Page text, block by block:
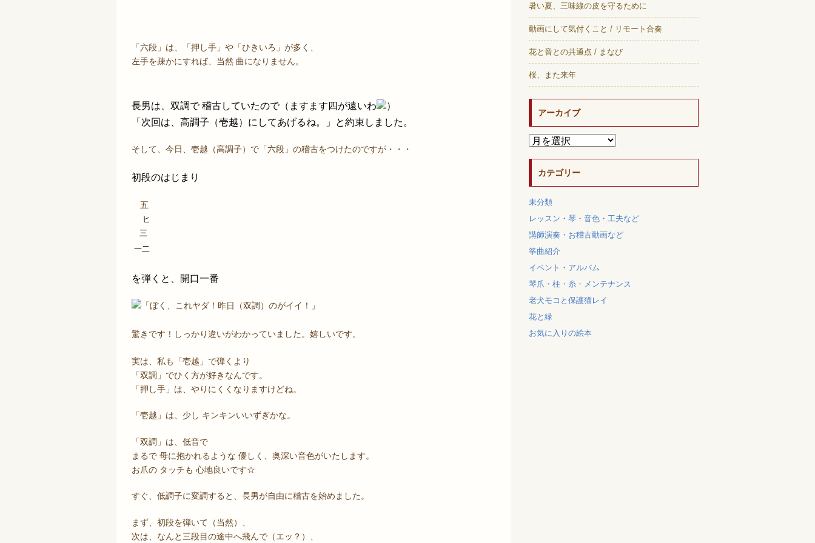
「六段」は、「押し手」や「ひきいろ」が多く、
左手を疎かにすれば、当然 曲になりません。
長男は、双調で 稽古していたので（ますます四が遠いわ
）
「次回は、高調子（壱越）にしてあげるね。」と約束しました。
そして、今日、壱越（高調子）で「六段」の稽古をつけたのですが・・・
初段のはじまり
五
ヒ
三
一二
を弾くと、開口一番
「ぼく、これヤダ！昨日（双調）のがイイ！」
驚きです！しっかり違いがわかっていました。嬉しいです。
実は、私も「壱越」で弾くより
「双調」でひく方が好きなんです。
「押し手」は、やりにくくなりますけどね。
「壱越」は、少し キンキンいいずぎかな。
「双調」は、低音で
まるで 母に抱かれるような 優しく、奥深い音色がいたします。
お爪の タッチも 心地良いです☆
すぐ、低調子に変調すると、長男が自由に稽古を始めました。
まず、初段を弾いて（当然）、
次は、なんと三段目の途中へ飛んで（エッ？）、
暑い夏、三味線の皮を守るために
動画にして気付くこと / リモート合奏
花と音との共通点 / まなび
桜、また来年
アーカイブ
カテゴリー
未分類
レッスン・琴・音色・工夫など
講師演奏・お稽古動画など
筝曲紹介
イベント・アルバム
琴爪・柱・糸・メンテナンス
老犬モコと保護猫レイ
花と緑
お気に入りの絵本